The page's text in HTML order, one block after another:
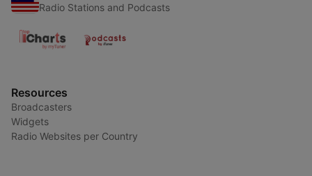
Radio Stations and Podcasts
Resources
Broadcasters
Widgets
Radio Websites per Country